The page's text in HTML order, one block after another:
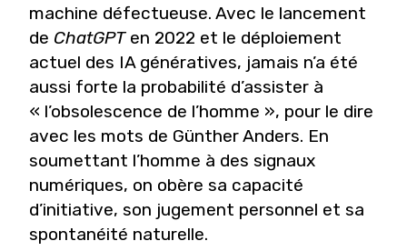
machine défectueuse. Avec le lancement
de ChatGPTen 2022 et le déploiement
actuel des IA génératives, jamais n’a été
aussi forte la probabilité d’assister à
« l’obsolescence de l’homme », pour le dire
avec les mots de Günther Anders. En
soumettant l’homme à des signaux
numériques, on obère sa capacité
d’initiative, son jugement personnel et sa
spontanéité naturelle.